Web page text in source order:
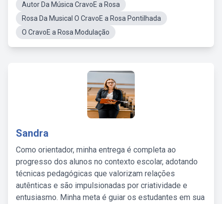
Autor Da Música CravoE a Rosa
Rosa Da Musical O CravoE a Rosa Pontilhada
O CravoE a Rosa Modulação
Sandra
Como orientador, minha entrega é completa ao
progresso dos alunos no contexto escolar, adotando
técnicas pedagógicas que valorizam relações
autênticas e são impulsionadas por criatividade e
entusiasmo. Minha meta é guiar os estudantes em sua